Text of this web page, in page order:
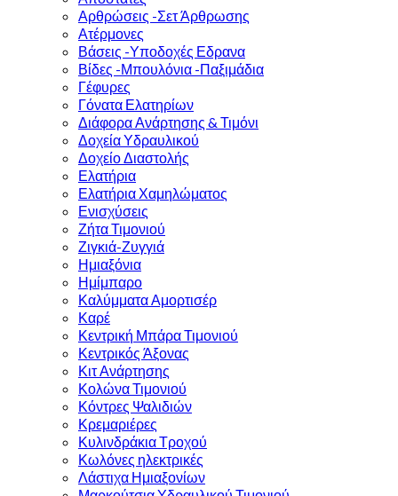
Αρθρώσεις -Σετ Άρθρωσης
Ατέρμονες
Βάσεις -Υποδοχές Εδρανα
Βίδες -Μπουλόνια -Παξιμάδια
Γέφυρες
Γόνατα Ελατηρίων
Διάφορα Ανάρτησης & Τιμόνι
Δοχεία Υδραυλικού
Δοχείο Διαστολής
Ελατήρια
Ελατήρια Χαμηλώματος
Ενισχύσεις
Ζήτα Τιμονιού
Ζιγκιά-Ζυγγιά
Ημιαξόνια
Ημίμπαρο
Καλύμματα Αμορτισέρ
Καρέ
Κεντρική Μπάρα Τιμονιού
Κεντρικός Άξονας
Κιτ Ανάρτησης
Κολώνα Τιμονιού
Κόντρες Ψαλιδιών
Κρεμαριέρες
Κυλινδράκια Τροχού
Κωλόνες ηλεκτρικές
Λάστιχα Ημιαξονίων